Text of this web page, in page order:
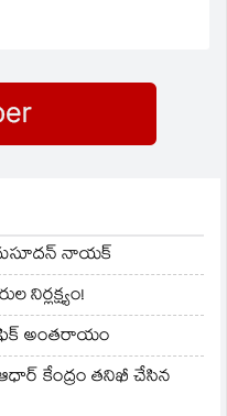
నాయక్
నిర్లక్ష్యం!
అంతరాయం
కేంద్రం తనిఖీ చేసిన